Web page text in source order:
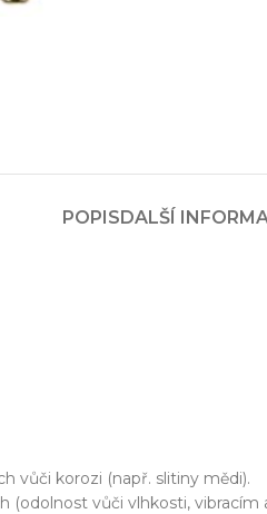
dokumentace
Technické know-how
POPISDALŠÍ
vůči korozi (např. slitiny mědi).
(odolnost vůči vlhkosti, vibracím